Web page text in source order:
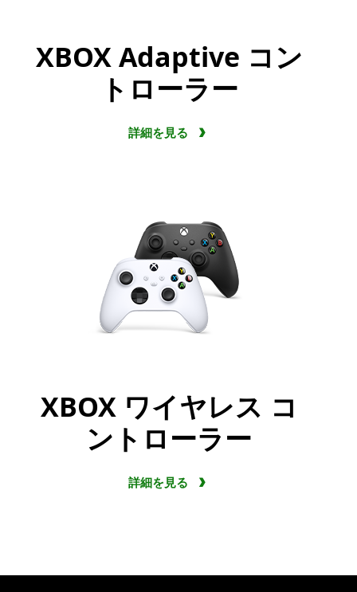
XBOX Adaptive コン
トローラー
詳細を見る
XBOX ワイヤレス コ
ントローラー
詳細を見る